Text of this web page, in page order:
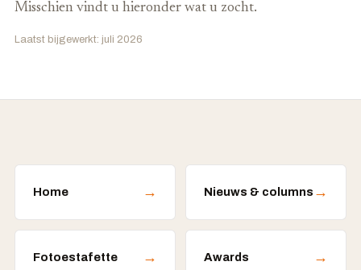
Misschien vindt u hieronder wat u zocht.
Laatst bijgewerkt: juli 2026
Home → Nieuws & columns →
Fotoestafette → Awards →